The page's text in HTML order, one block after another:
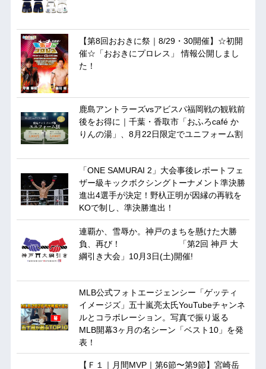
【第8回おおきに祭｜8/29・30開催】☆初開
催☆「おおきにプロレス」 情報公開しまし
た！
鹿島アントラーズvsアビスパ福岡戦の観戦前
後をお得に｜千葉・香取市「おふろcafé か
りんの湯」、8月22日限定でユニフォーム割
「ONE SAMURAI 2」大会事後レポートフェ
ザー級キックボクシングトーナメント準決勝
進出4選手が決定！野杁正明が因縁の再戦を
KOで制し、準決勝進出！
連覇か、雪辱か。神戸のまちを懸けた大勝
負、再び！ 「第2回 神戸 大
綱引き大会」10月3日(土)開催!
MLB公式フォトエージェンシー「ゲッティ
イメージズ」五十嵐亮太氏YouTubeチャンネ
ルとコラボレーション。写真で振り返る
MLB開幕3ヶ月の名シーン「ベスト10」を発
表！
【Ｆ１｜月間MVP｜第6節〜第9節】宮崎岳